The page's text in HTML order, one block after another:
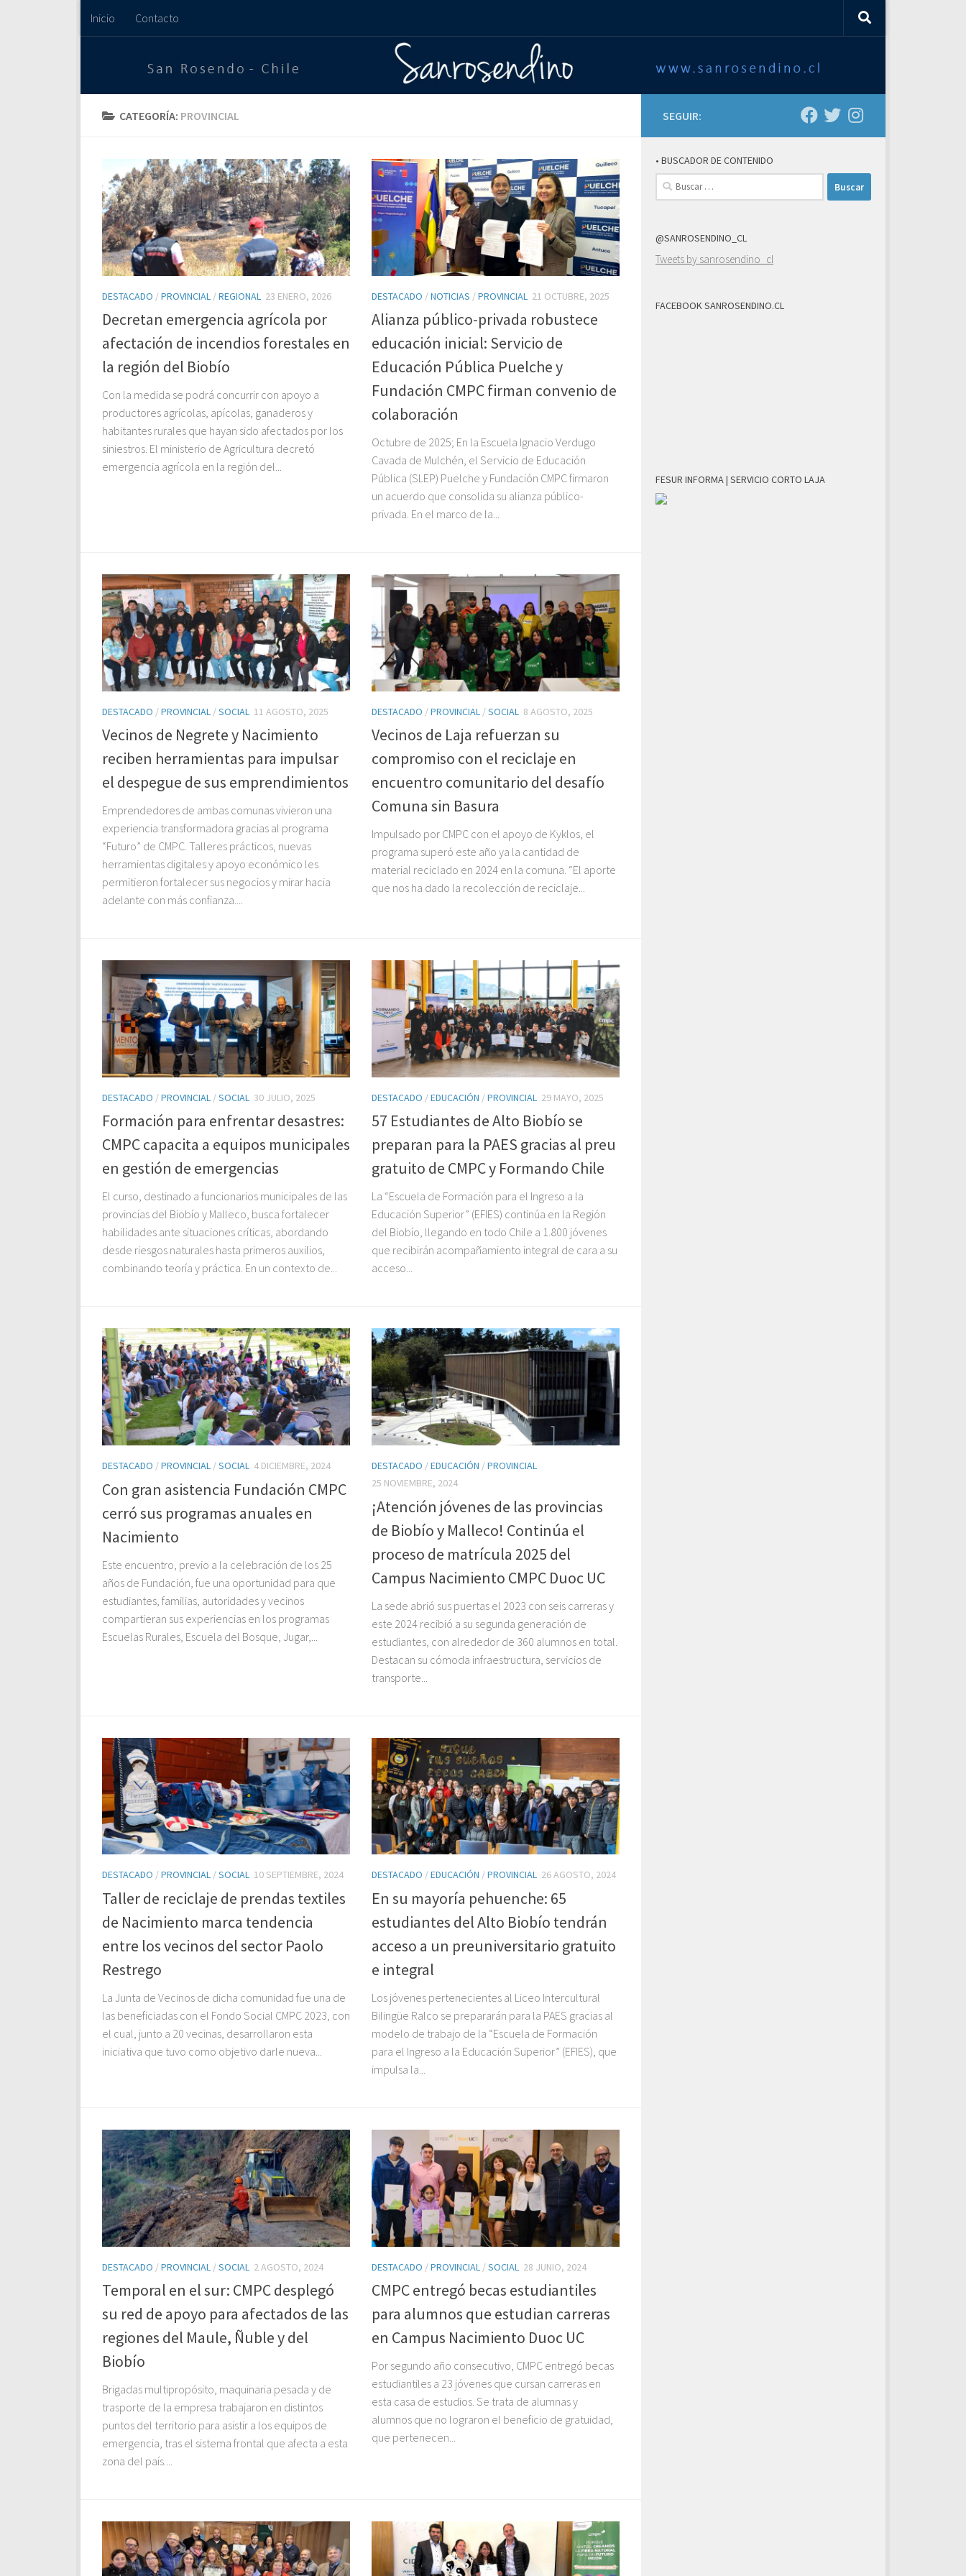
Saltar al contenido
Inicio Contacto
CATEGORÍA: PROVINCIAL
DESTACADO /PROVINCIAL /REGIONAL 23 ENERO, 2026
Decretan emergencia agrícola por
afectación de incendios forestales en
la región del Biobío
Con la medida se podrá concurrir con apoyo a
productores agrícolas, apícolas, ganaderos y
habitantes rurales que hayan sido afectados por los
siniestros. El ministerio de Agricultura decretó
emergencia agrícola en la región del...
DESTACADO /NOTICIAS /PROVINCIAL 21 OCTUBRE, 2025
Alianza público-privada robustece
educación inicial: Servicio de
Educación Pública Puelche y
Fundación CMPC firman convenio de
colaboración
Octubre de 2025; En la Escuela Ignacio Verdugo
Cavada de Mulchén, el Servicio de Educación
Pública (SLEP) Puelche y Fundación CMPC firmaron
un acuerdo que consolida su alianza público-
privada. En el marco de la...
DESTACADO /PROVINCIAL /SOCIAL 11 AGOSTO, 2025
Vecinos de Negrete y Nacimiento
reciben herramientas para impulsar
el despegue de sus emprendimientos
Emprendedores de ambas comunas vivieron una
experiencia transformadora gracias al programa
“Futuro” de CMPC. Talleres prácticos, nuevas
herramientas digitales y apoyo económico les
permitieron fortalecer sus negocios y mirar hacia
adelante con más confianza....
DESTACADO /PROVINCIAL /SOCIAL 8 AGOSTO, 2025
Vecinos de Laja refuerzan su
compromiso con el reciclaje en
encuentro comunitario del desafío
Comuna sin Basura
Impulsado por CMPC con el apoyo de Kyklos, el
programa superó este año ya la cantidad de
material reciclado en 2024 en la comuna. “El aporte
que nos ha dado la recolección de reciclaje...
DESTACADO /PROVINCIAL /SOCIAL 30 JULIO, 2025
Formación para enfrentar desastres:
CMPC capacita a equipos municipales
en gestión de emergencias
El curso, destinado a funcionarios municipales de las
provincias del Biobío y Malleco, busca fortalecer
habilidades ante situaciones críticas, abordando
desde riesgos naturales hasta primeros auxilios,
combinando teoría y práctica. En un contexto de...
DESTACADO /EDUCACIÓN /PROVINCIAL 29 MAYO, 2025
57 Estudiantes de Alto Biobío se
preparan para la PAES gracias al preu
gratuito de CMPC y Formando Chile
La “Escuela de Formación para el Ingreso a la
Educación Superior” (EFIES) continúa en la Región
del Biobío, llegando en todo Chile a 1.800 jóvenes
que recibirán acompañamiento integral de cara a su
acceso...
DESTACADO /PROVINCIAL /SOCIAL 4 DICIEMBRE, 2024
Con gran asistencia Fundación CMPC
cerró sus programas anuales en
Nacimiento
Este encuentro, previo a la celebración de los 25
años de Fundación, fue una oportunidad para que
estudiantes, familias, autoridades y vecinos
compartieran sus experiencias en los programas
Escuelas Rurales, Escuela del Bosque, Jugar,...
DESTACADO /EDUCACIÓN /PROVINCIAL
25 NOVIEMBRE, 2024
¡Atención jóvenes de las provincias
de Biobío y Malleco! Continúa el
proceso de matrícula 2025 del
Campus Nacimiento CMPC Duoc UC
La sede abrió sus puertas el 2023 con seis carreras y
este 2024 recibió a su segunda generación de
estudiantes, con alrededor de 360 alumnos en total.
Destacan su cómoda infraestructura, servicios de
transporte...
DESTACADO /PROVINCIAL /SOCIAL 10 SEPTIEMBRE, 2024
Taller de reciclaje de prendas textiles
de Nacimiento marca tendencia
entre los vecinos del sector Paolo
Restrego
La Junta de Vecinos de dicha comunidad fue una de
las beneficiadas con el Fondo Social CMPC 2023, con
el cual, junto a 20 vecinas, desarrollaron esta
iniciativa que tuvo como objetivo darle nueva...
DESTACADO /EDUCACIÓN /PROVINCIAL 26 AGOSTO, 2024
En su mayoría pehuenche: 65
estudiantes del Alto Biobío tendrán
acceso a un preuniversitario gratuito
e integral
Los jóvenes pertenecientes al Liceo Intercultural
Bilingüe Ralco se prepararán para la PAES gracias al
modelo de trabajo de la “Escuela de Formación
para el Ingreso a la Educación Superior” (EFIES), que
impulsa la...
DESTACADO /PROVINCIAL /SOCIAL 2 AGOSTO, 2024
Temporal en el sur: CMPC desplegó
su red de apoyo para afectados de las
regiones del Maule, Ñuble y del
Biobío
Brigadas multipropósito, maquinaria pesada y de
trasporte de la empresa trabajaron en distintos
puntos del territorio para asistir a los equipos de
emergencia, tras el sistema frontal que afecta a esta
zona del país....
DESTACADO /PROVINCIAL /SOCIAL 28 JUNIO, 2024
CMPC entregó becas estudiantiles
para alumnos que estudian carreras
en Campus Nacimiento Duoc UC
Por segundo año consecutivo, CMPC entregó becas
estudiantiles a 23 jóvenes que cursan carreras en
esta casa de estudios. Se trata de alumnas y
alumnos que no lograron el beneficio de gratuidad,
que pertenecen...
SEGUIR:
• BUSCADOR DE CONTENIDO
Buscar:
@SANROSENDINO_CL
Tweets by sanrosendino_cl
FACEBOOK SANROSENDINO.CL
FESUR INFORMA | SERVICIO CORTO LAJA